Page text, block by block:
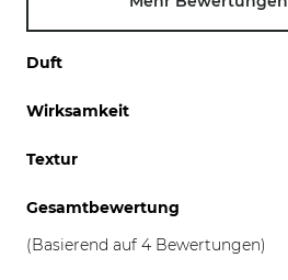
Duft
Wirksamkeit
Textur
Gesamtbewertung
(Basierend auf 4 Bewertungen)